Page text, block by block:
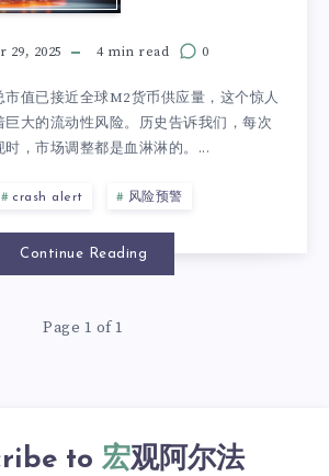
29, 2025 4 min read 0
市值已接近全球M2货币供应量，这个惊人
巨大的流动性风险。历史告诉我们，每次
，市场调整都是血淋淋的。...
crash alert 风险预警
Continue Reading
Page 1 of 1
to 宏观阿尔法